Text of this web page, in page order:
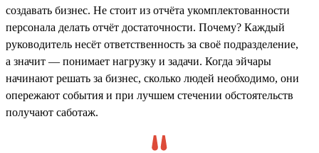
создавать бизнес. Не стоит из отчёта укомплектованности
персонала делать отчёт достаточности. Почему? Каждый
руководитель несёт ответственность за своё подразделение,
а значит — понимает нагрузку и задачи. Когда эйчары
начинают решать за бизнес, сколько людей необходимо, они
опережают события и при лучшем стечении обстоятельств
получают саботаж.